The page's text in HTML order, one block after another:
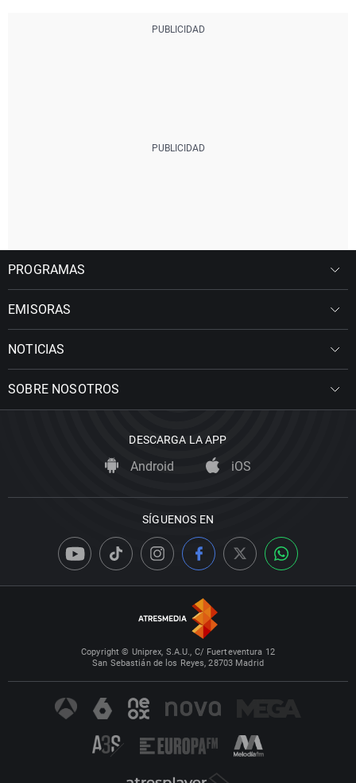
PROGRAMAS
EMISORAS
NOTICIAS
SOBRE NOSOTROS
DESCARGA LA APP
Android iOS
SÍGUENOS EN
Copyright © Uniprex, S.A.U., C/ Fuerteventura 12
San Sebastián de los Reyes, 28703 Madrid